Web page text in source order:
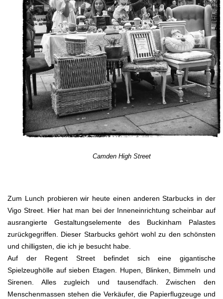
Camden High Street
Zum Lunch probieren wir heute einen anderen Starbucks in der
Vigo Street. Hier hat man bei der Inneneinrichtung scheinbar auf
ausrangierte Gestaltungselemente des Buckinham Palastes
zurückgegriffen. Dieser Starbucks gehört wohl zu den schönsten
und chilligsten, die ich je besucht habe.
Auf der Regent Street befindet sich eine gigantische
Spielzeughölle auf sieben Etagen. Hupen, Blinken, Bimmeln und
Sirenen. Alles zugleich und tausendfach. Zwischen den
Menschenmassen stehen die Verkäufer, die Papierflugzeuge und